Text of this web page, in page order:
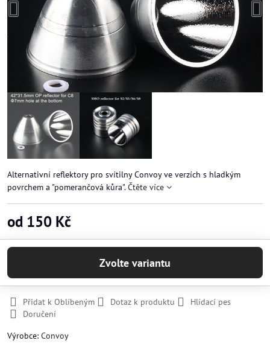
Alternativní reflektory pro svítilny Convoy ve verzích s hladkým
povrchem a "pomerančová kůra".Čtěte více
od 150 Kč
Zvolte variantu
Přidat k Oblíbeným Dotaz k produktu
Hlídací pes
Doručení
Výrobce: Convoy